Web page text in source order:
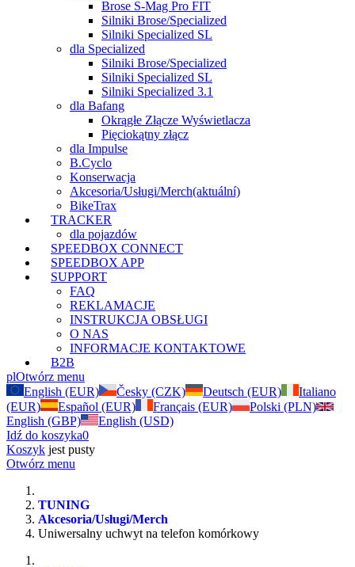
Brose S-Mag Pro FIT
Silniki Brose/Specialized
Silniki Specialized SL
dla Specialized
Silniki Brose/Specialized
Silniki Specialized SL
Silniki Specialized 3.1
dla Bafang
Okrągłe Złącze Wyświetlacza
Pięciokątny złącz
dla Impulse
B.Cyclo
Konserwacja
Akcesoria/Usługi/Merch(aktuální)
BikeTrax
TRACKER
dla pojazdów
SPEEDBOX CONNECT
SPEEDBOX APP
SUPPORT
FAQ
REKLAMACJE
INSTRUKCJA OBSŁUGI
O NAS
INFORMACJE KONTAKTOWE
B2B
plOtwórz menu
English (EUR)
Česky (CZK) Deutsch (EUR)
Italiano
(EUR)
Español (EUR) Français (EUR)
Polski (PLN)
English (GBP)
English (USD)
Idź do koszyka0
Koszyk jest pusty
Otwórz menu
TUNING
Akcesoria/Usługi/Merch
Uniwersalny uchwyt na telefon komórkowy